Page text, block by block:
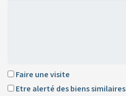
Faire une visite
Etre alerté des biens similaires